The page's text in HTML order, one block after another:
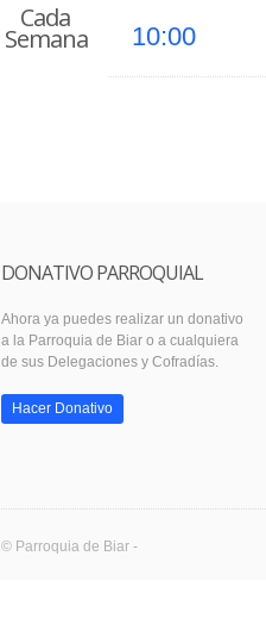
Cada
Semana 10:00
DONATIVO PARROQUIAL
Ahora ya puedes realizar un donativo
a la Parroquia de Biar o a cualquiera
de sus Delegaciones y Cofradías.
Hacer Donativo
© Parroquia de Biar -